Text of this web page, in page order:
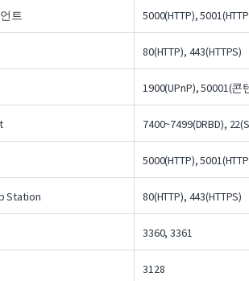
트 5000(HTTP),
80(HTTP), 443(HTTPS)
1900(UPnP), 50001(
7400~7499(DRBD),
5000(HTTP),
Station 80(HTTP), 443(HTTPS)
3360, 3361
3128